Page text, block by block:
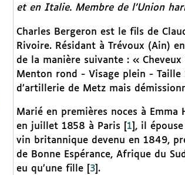
et en Italie. Membre de l’Union
Charles Bergeron est le fils de
Rivoire. Résidant à Trévoux (Ain)
de la manière suivante : «
Menton rond - Visage plein -
d’artillerie de Metz mais
Marié en premières noces à
en juillet 1858 à Paris
1 , il
vin britannique devenu en 1849,
de Bonne Espérance, Afrique du
eu qu’une fille[ 3] .